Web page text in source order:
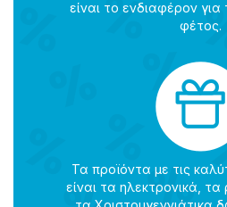
είναι το ενδιαφέρον
φέτος.
Τα προϊόντα με τις
είναι τα ηλεκτρονικά,